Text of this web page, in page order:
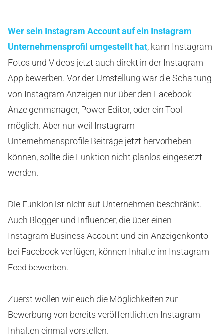
Wer sein Instagram Account auf ein Instagram
Unternehmensprofil umgestellt hat, kann Instagram
Fotos und Videos jetzt auch direkt in der Instagram
App bewerben. Vor der Umstellung war die Schaltung
von Instagram Anzeigen nur über den Facebook
Anzeigenmanager, Power Editor, oder ein Tool
möglich. Aber nur weil Instagram
Unternehmensprofile Beiträge jetzt hervorheben
können, sollte die Funktion nicht planlos eingesetzt
werden.
Die Funkion ist nicht auf Unternehmen beschränkt.
Auch Blogger und Influencer, die über einen
Instagram Business Account und ein Anzeigenkonto
bei Facebook verfügen, können Inhalte im Instagram
Feed bewerben.
Zuerst wollen wir euch die Möglichkeiten zur
Bewerbung von bereits veröffentlichten Instagram
Inhalten einmal vorstellen.